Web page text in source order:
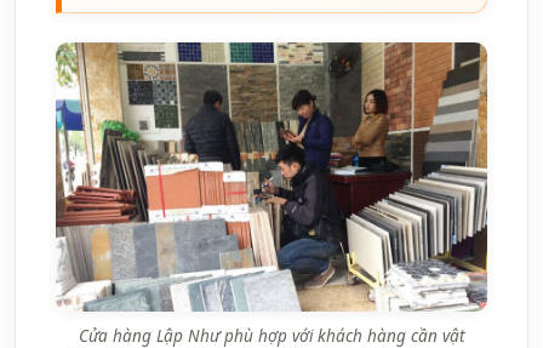
Cửa hàng Lập Như phù hợp với khách hàng cần vật